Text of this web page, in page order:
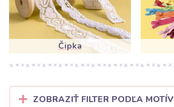
Čipka
ZOBRAZIŤ FILTER PODĽA MOTÍV